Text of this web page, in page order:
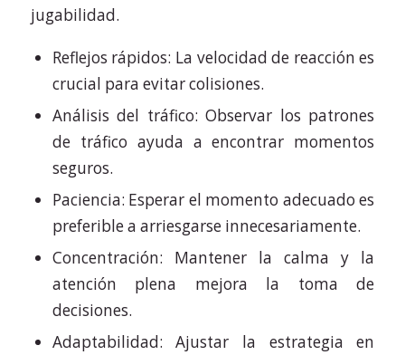
jugabilidad.
Reflejos rápidos: La velocidad de reacción es
crucial para evitar colisiones.
Análisis del tráfico: Observar los patrones
de tráfico ayuda a encontrar momentos
seguros.
Paciencia: Esperar el momento adecuado es
preferible a arriesgarse innecesariamente.
Concentración: Mantener la calma y la
atención plena mejora la toma de
decisiones.
Adaptabilidad: Ajustar la estrategia en